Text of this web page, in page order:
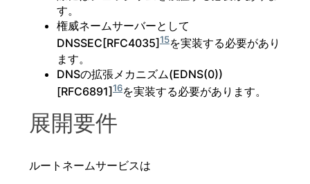
す。
権威ネームサーバーとして
DNSSEC[RFC4035]15を実装する必要があり
ます。
DNSの拡張メカニズム(EDNS(0))
[RFC6891]16を実装する必要があります。
展開要件
ルートネームサービスは